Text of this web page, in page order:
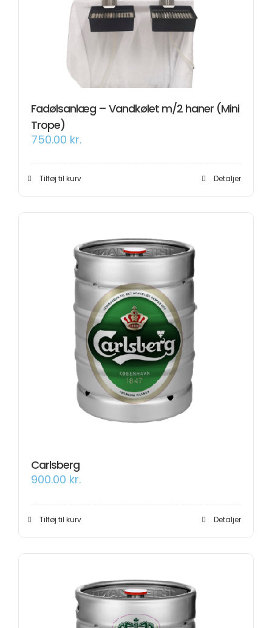
Information
Fadølsanlæg – Vandkølet m/2 haner (Mini
Trope)
750.00 kr.
Tilføj til kurv Detaljer
Carlsberg
900.00 kr.
Tilføj til kurv Detaljer